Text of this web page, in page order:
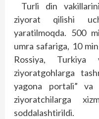
Turli din
ziyorat qilishi
yaratilmoqda. 500
umra safariga, 10
Rossiya, Turkiya
ziyoratgohlarga
yagona portali”
ziyoratchilarga
soddalashtirildi.